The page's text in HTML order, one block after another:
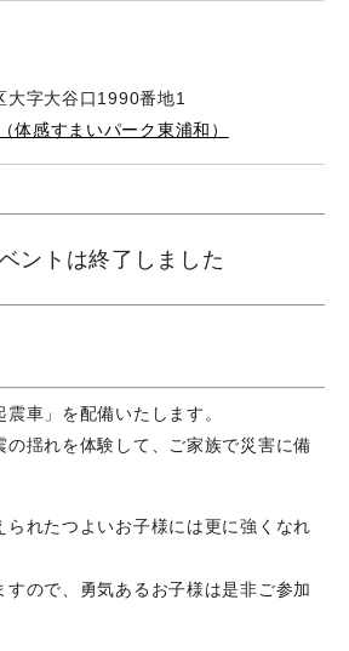
大字大谷口1990番地1
体感すまいパーク東浦和）
ントは終了しました
車」を配備いたします。
の揺れを体験して、ご家族で災害に備
られたつよいお子様には更に強くなれ
すので、勇気あるお子様は是非ご参加